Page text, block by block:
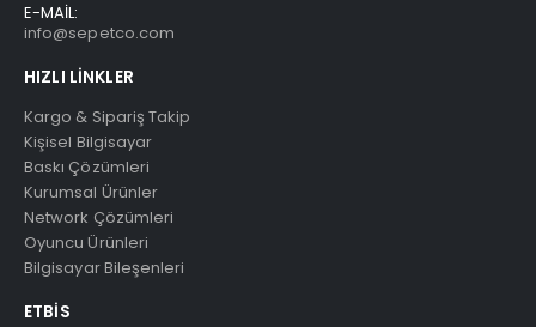
E-MAİL:
info@sepetco.com
HIZLI LINKLER
Kargo & Sipariş Takip
Kişisel Bilgisayar
Baskı Çözümleri
Kurumsal Ürünler
Network Çözümleri
Oyuncu Ürünleri
Bilgisayar Bileşenleri
ETBIS